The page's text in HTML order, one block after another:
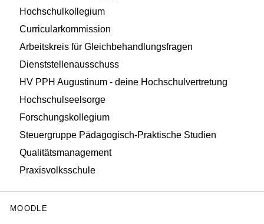
Hochschulkollegium
Curricularkommission
Arbeitskreis für Gleichbehandlungsfragen
Dienststellenausschuss
HV PPH Augustinum - deine Hochschulvertretung
Hochschulseelsorge
Forschungskollegium
Steuergruppe Pädagogisch-Praktische Studien
Qualitätsmanagement
Praxisvolksschule
MOODLE